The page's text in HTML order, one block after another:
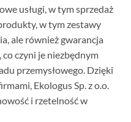
usługi, w tym sprzedaż
w tym zestawy
ale również gwarancja
czyni je niezbędnym
przemysłowego. Dzięki
Ekologus Sp. z o.o.
i rzetelność w